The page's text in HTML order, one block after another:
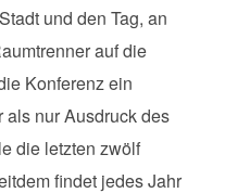
und den Tag, an
auf die
Konferenz ein
nur Ausdruck des
die letzten zwölf
findet jedes Jahr